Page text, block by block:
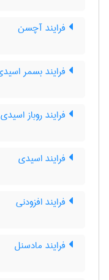
فرایند آچسن
فرایند بسمر
فرایند روباز
فرایند اسیدی
فرایند افزودنی
فرایند مادسنل